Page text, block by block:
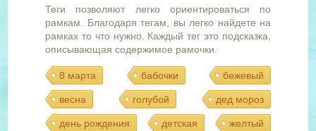
Теги позволяют легко ориентироваться по
рамкам. Благодаря тегам, вы легко найдете на
рамках то что нужно. Каждый тег это подсказка,
описывающая содержимое рамочки.
8 марта бабочки бежевый
весна голубой дед мороз
день рождения детская желтый